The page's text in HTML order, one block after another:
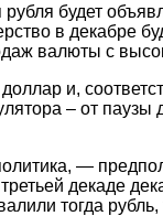
будет
в декабре
валюты с
и,
– от паузы
—
декаде
тогда